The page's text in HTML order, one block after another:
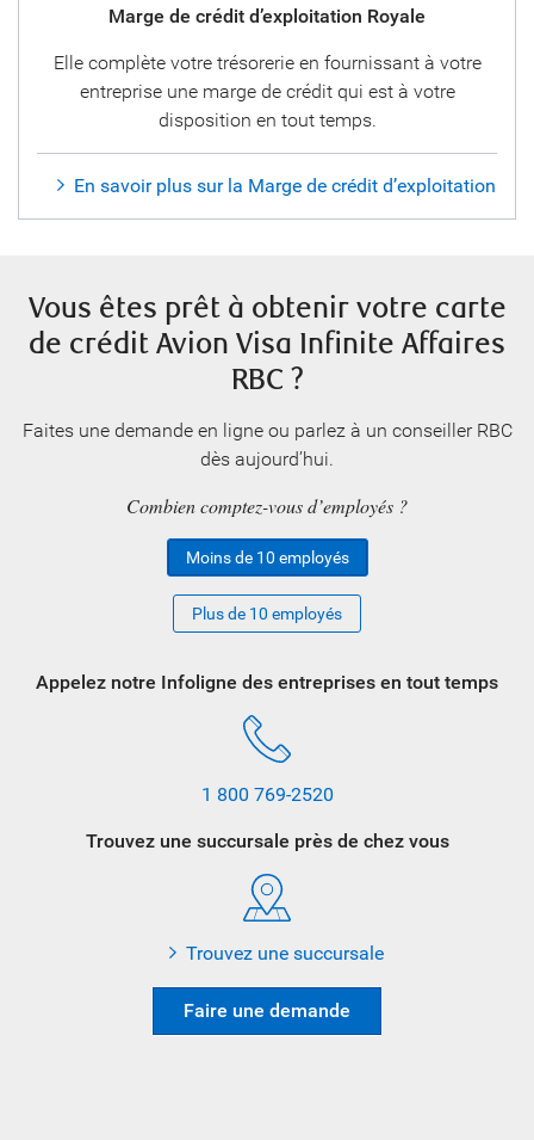
Marge de crédit d’exploitation Royale
Elle complète votre trésorerie en fournissant à votre
entreprise une marge de crédit qui est à votre
disposition en tout temps.
En savoir plus sur la Marge de crédit d’exploitation
Vous êtes prêt à obtenir votre carte
de crédit Avion Visa Infinite Affaires
RBC ?
Faites une demande en ligne ou parlez à un conseiller RBC
dès aujourd’hui.
Combien comptez-vous d’employés ?
Moins de 10 employés
Plus de 10 employés
Appelez notre Infoligne des entreprises en tout temps
1 800 769-2520
Trouvez une succursale près de chez vous
Trouvez une succursale
Faire une demande